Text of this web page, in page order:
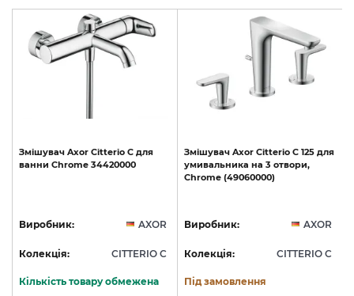
Змішувач Axor Citterio C для
ванни Chrome 34420000
Виробник: AXOR
Колекція: CITTERIO C
Кількість товару обмежена
Змішувач Axor Citterio C 125 для
умивальника на 3 отвори,
Chrome (49060000)
Виробник: AXOR
Колекція: CITTERIO C
Під замовлення